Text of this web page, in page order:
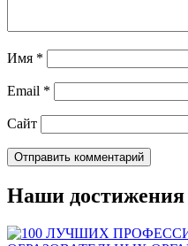
Имя *
Email *
Сайт
Наши достижения